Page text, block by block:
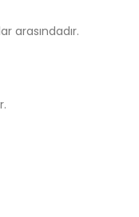
arasındadır.